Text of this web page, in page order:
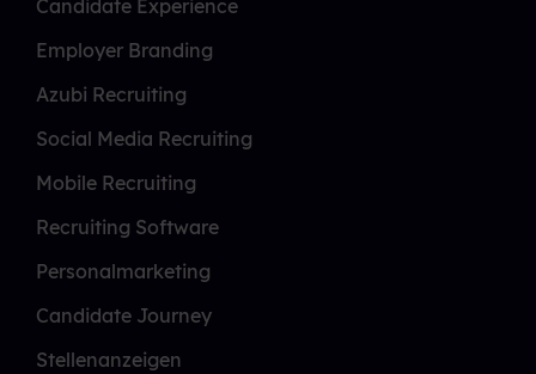
Candidate Experience
Employer Branding
Azubi Recruiting
Social Media Recruiting
Mobile Recruiting
Recruiting Software
Personalmarketing
Candidate Journey
Stellenanzeigen